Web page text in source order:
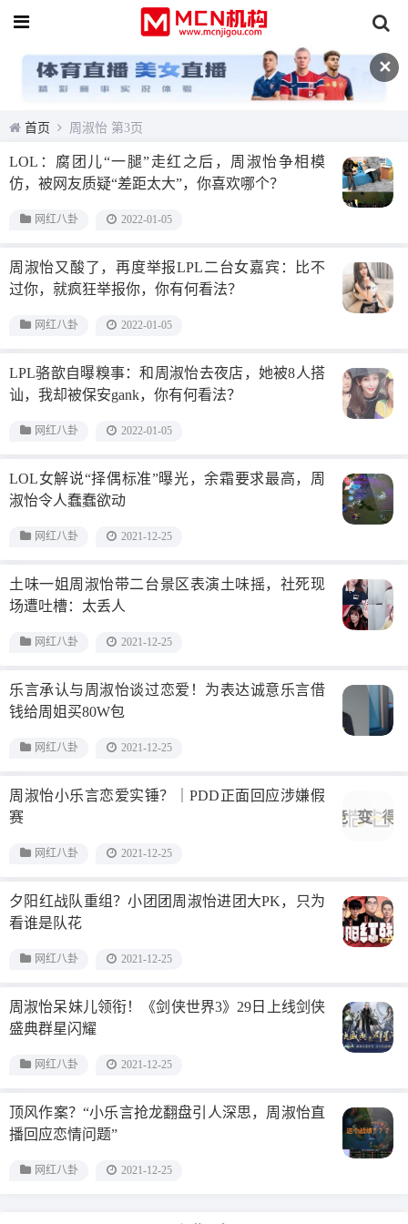
✕
首页 周淑怡 第3页
LOL：腐团儿“一腿”走红之后，周淑怡争相模
仿，被网友质疑“差距太大”，你喜欢哪个？
网红八卦 2022-01-05
周淑怡又酸了，再度举报LPL二台女嘉宾：比不
过你，就疯狂举报你，你有何看法？
网红八卦 2022-01-05
LPL骆歆自曝糗事：和周淑怡去夜店，她被8人搭
讪，我却被保安gank，你有何看法？
网红八卦 2022-01-05
LOL女解说“择偶标准”曝光，余霜要求最高，周
淑怡令人蠢蠢欲动
网红八卦 2021-12-25
土味一姐周淑怡带二台景区表演土味摇，社死现
场遭吐槽：太丢人
网红八卦 2021-12-25
乐言承认与周淑怡谈过恋爱！为表达诚意乐言借
钱给周姐买80W包
网红八卦 2021-12-25
周淑怡小乐言恋爱实锤？｜PDD正面回应涉嫌假
赛
网红八卦 2021-12-25
夕阳红战队重组？小团团周淑怡进团大PK，只为
看谁是队花
网红八卦 2021-12-25
周淑怡呆妹儿领衔！《剑侠世界3》29日上线剑侠
盛典群星闪耀
网红八卦 2021-12-25
顶风作案？“小乐言抢龙翻盘引人深思，周淑怡直
播回应恋情问题”
网红八卦 2021-12-25